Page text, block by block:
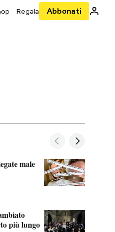
Regala Abbonati
male
più lungo